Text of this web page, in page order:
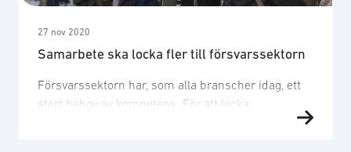
27 nov 2020
Samarbete ska locka fler till försvarssektorn
Försvarssektorn har, som alla branscher idag, ett
stort behov av kompetens. För att locka